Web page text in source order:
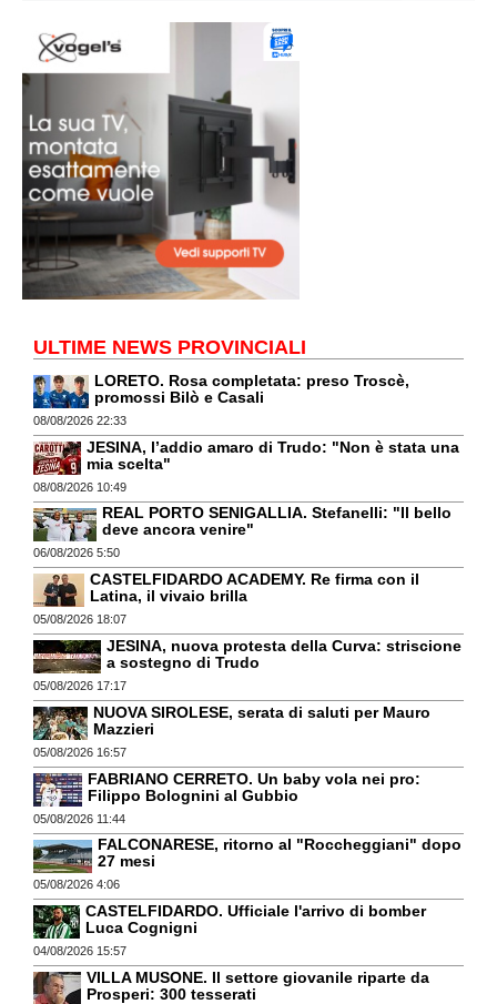
ULTIME NEWS PROVINCIALI
LORETO. Rosa completata: preso Troscè,
promossi Bilò e Casali
08/08/2026 22:33
JESINA, l’addio amaro di Trudo: "Non è stata una
mia scelta"
08/08/2026 10:49
REAL PORTO SENIGALLIA. Stefanelli: "Il bello
deve ancora venire"
06/08/2026 5:50
CASTELFIDARDO ACADEMY. Re firma con il
Latina, il vivaio brilla
05/08/2026 18:07
JESINA, nuova protesta della Curva: striscione
a sostegno di Trudo
05/08/2026 17:17
NUOVA SIROLESE, serata di saluti per Mauro
Mazzieri
05/08/2026 16:57
FABRIANO CERRETO. Un baby vola nei pro:
Filippo Bolognini al Gubbio
05/08/2026 11:44
FALCONARESE, ritorno al "Roccheggiani" dopo
27 mesi
05/08/2026 4:06
CASTELFIDARDO. Ufficiale l'arrivo di bomber
Luca Cognigni
04/08/2026 15:57
VILLA MUSONE. Il settore giovanile riparte da
Prosperi: 300 tesserati